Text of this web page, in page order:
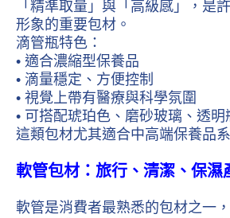
「精準取量」與「高級感」，是
形象的重要包材。
滴管瓶特色：
• 適合濃縮型保養品
• 滴量穩定、方便控制
• 視覺上帶有醫療與科學氛圍
• 可搭配琥珀色、磨砂玻璃、透明
這類包材尤其適合中高端保養品系
軟管包材：旅行、清潔、保濕
軟管是消費者最熟悉的包材之一